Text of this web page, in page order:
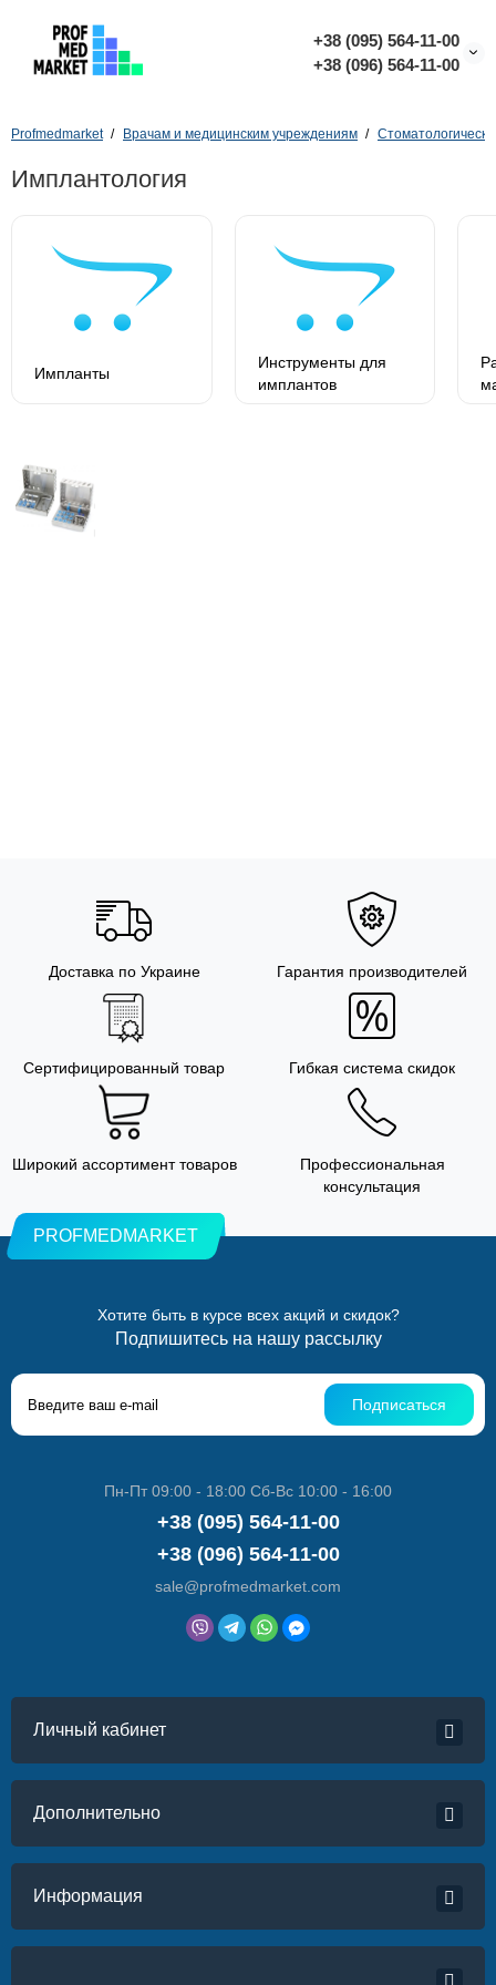
+38 (095) 564-11-00
+38 (096) 564-11-00
Profmedmarket Врачам и медицинским учреждениям
Имплантология
Импланты
Инструменты для
имплантов
Доставка по Украине Гарантия производителей
Сертифицированный товар Гибкая система скидок
Широкий ассортимент товаров
Профессиональная
консультация
PROFMEDMARKET
Хотите быть в курсе всех акций и скидок?
Подпишитесь на нашу рассылку
Подписаться
Пн-Пт 09:00 - 18:00 Сб-Вс 10:00 - 16:00
+38 (095) 564-11-00
+38 (096) 564-11-00
sale@profmedmarket.com
Личный кабинет
Дополнительно
Информация